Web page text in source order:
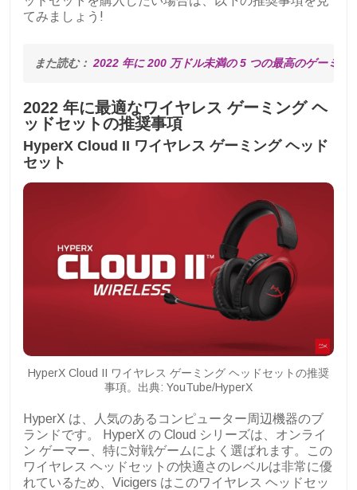
てみましょう!
また読む： 2022 年に 200 万ドル未満の 5 つの最高のゲーミン
2022 年に最適なワイヤレス ゲーミング ヘ
ッドセットの推奨事項
HyperX Cloud II ワイヤレス ゲーミング ヘッド
セット
HyperX Cloud II ワイヤレス ゲーミング ヘッドセットの推奨
事項。出典: YouTube/HyperX
HyperX は、人気のあるコンピューター周辺機器のブ
ランドです。 HyperX の Cloud シリーズは、オンライ
ン ゲーマー、特に対戦ゲームによく選ばれます。この
ワイヤレス ヘッドセットの快適さのレベルは非常に優
れているため、Vicigers はこのワイヤレス ヘッドセッ